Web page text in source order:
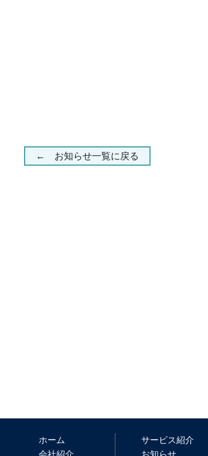
← お知らせ一覧に戻る
ホーム
会社紹介
サービス紹介
お知らせ